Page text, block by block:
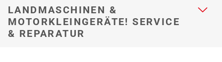
LANDMASCHINEN &
MOTORKLEINGERÄTE! SERVICE
& REPARATUR